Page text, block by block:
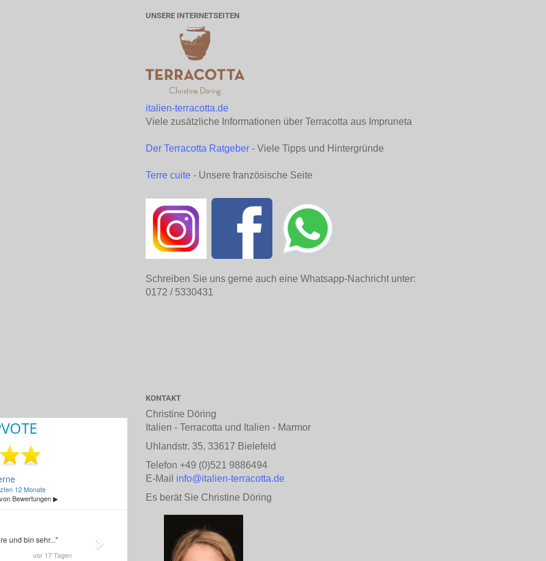
UNSERE INTERNETSEITEN
italien-terracotta.de
Viele zusätzliche Informationen über Terracotta aus Impruneta
Der Terracotta Ratgeber - Viele Tipps und Hintergründe
Terre cuite - Unsere französische Seite
Schreiben Sie uns gerne auch eine Whatsapp-Nachricht unter:
0172 / 5330431
KONTAKT
Christine Döring
Italien - Terracotta und Italien - Marmor
Uhlandstr. 35, 33617 Bielefeld
Telefon +49 (0)521 9886494
E-Mail info@italien-terracotta.de
Es berät Sie Christine Döring